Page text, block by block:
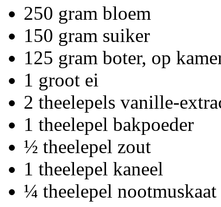
250 gram bloem
150 gram suiker
125 gram boter, op
1 groot ei
2 theelepels vanille-
1 theelepel bakpoeder
½ theelepel zout
1 theelepel kaneel
¼ theelepel nootmuskaat